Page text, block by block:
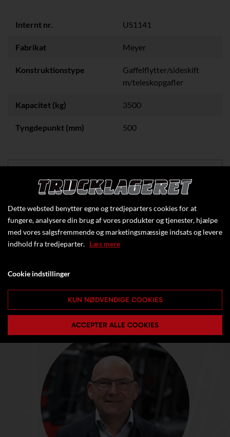
Internt nr. US1141
Fabrikat Meyer
Konstruktionstype
Gaffelflytter/sideskift
m/teleskopgafler
Kapacitet (kg) 3500
Tyngdepunkt (mm) 500
Dette websted benytter egne og tredjeparters cookies for at
fungere, analysere din brug af vores produkter og tjenester, hjælpe
med vores salgsfremmende og marketingsmæssige indsats og levere
indhold fra tredjeparter. Læs mere
Cookie indstillinger
KUN NØDVENDIGE COOKIES
ACCEPTER ALLE COOKIES